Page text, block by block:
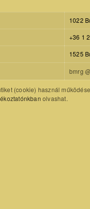
1022
+36 1
1525
bmrg
(cookie) használ
olvashat.